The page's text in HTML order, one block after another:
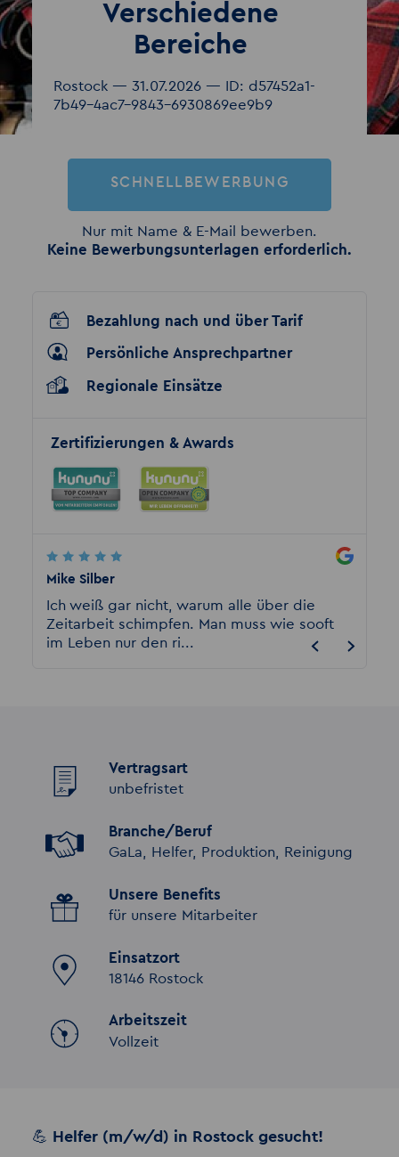
Verschiedene
Bereiche
Rostock — 31.07.2026 — ID: d57452a1-
7b49-4ac7-9843-6930869ee9b9
SCHNELLBEWERBUNG
Nur mit Name & E-Mail bewerben.
Keine Bewerbungsunterlagen erforderlich.
Bezahlung nach und über Tarif
Persönliche Ansprechpartner
Regionale Einsätze
Zertifizierungen & Awards
Mike Silber
Ich weiß gar nicht, warum alle über die
Zeitarbeit schimpfen. Man muss wie sooft
im Leben nur den ri...
gut
Vertragsart
unbefristet
Branche/Beruf
GaLa, Helfer, Produktion, Reinigung
Unsere Benefits
für unsere Mitarbeiter
Einsatzort
18146 Rostock
Arbeitszeit
Vollzeit
💪 Helfer (m/w/d) in Rostock gesucht!